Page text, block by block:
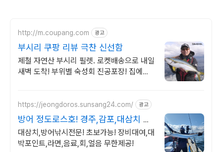
http://m.coupang.com 광고
부시리 쿠팡 리뷰 극찬 신선함
제철 자연산 부시리 필렛. 로켓배송으로 내일
새벽 도착! 부위별 숙성회 진공포장! 집에서
https://jeongdoros.sunsang24.com/ 광고
방어 정도로스호! 경주,감포,대삼치 방
어 넘버
대삼치,방어낚시전문! 초보가능! 장비대여,대
박포인트,라면,음료,회,얼음 무한제공!